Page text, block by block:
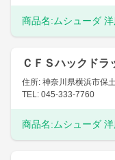
商品名: ムシューダ
ＣＦＳハックドラ
住所: 神奈川県横浜市保
TEL: 045-333-7760
商品名: ムシューダ